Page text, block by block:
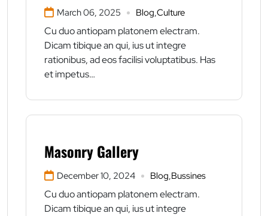
March 06, 2025 Blog,Culture
Cu duo antiopam platonem electram.
Dicam tibique an qui, ius ut integre
rationibus, ad eos facilisi voluptatibus. Has
et impetus…
Masonry Gallery
December 10, 2024 Blog,Bussines
Cu duo antiopam platonem electram.
Dicam tibique an qui, ius ut integre